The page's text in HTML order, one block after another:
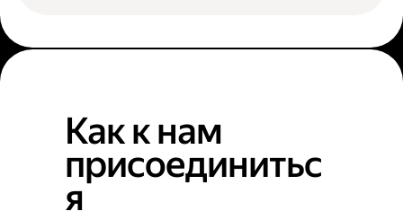
Как к нам
присоединитьс
я